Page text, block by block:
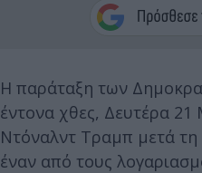
Η παράταξη των
έντονα χθες, Δευτέρα 21
Ντόναλντ Τραμπ μετά τη
έναν από τους